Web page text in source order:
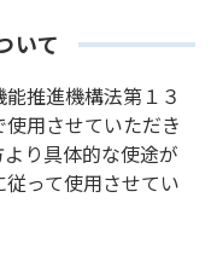
いて
推進機構法第１３
用させていただき
り具体的な使途が
って使用させてい